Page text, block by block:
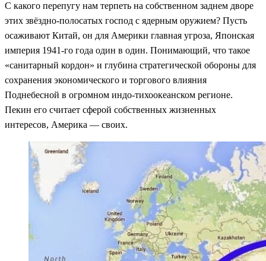
С какого перепугу нам терпеть на собственном заднем дворе
этих звёздно-полосатых господ с ядерным оружием? Пусть
осаживают Китай, он для Америки главная угроза, Японская
империя 1941-го года один в один. Понимающий, что такое
«санитарный кордон» и глубина стратегической обороны для
сохранения экономического и торгового влияния
Поднебесной в огромном индо-тихоокеанском регионе.
Пекин его считает сферой собственных жизненных
интересов, Америка — своих.